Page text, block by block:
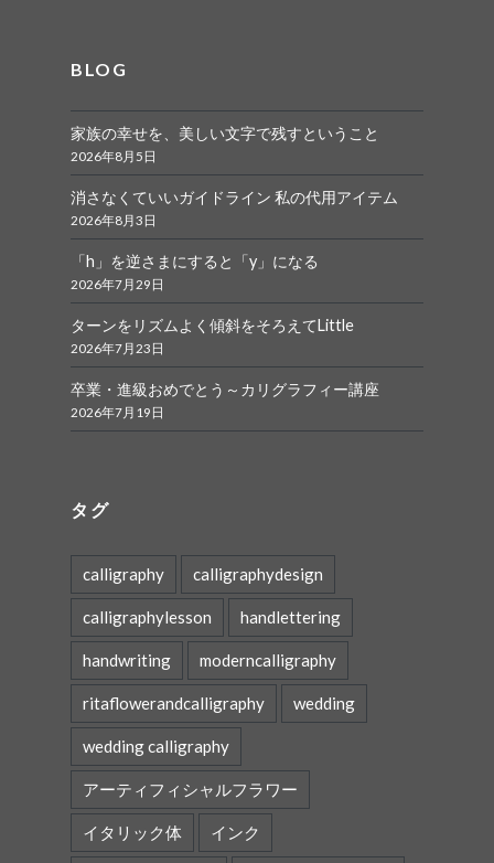
BLOG
家族の幸せを、美しい文字で残すということ
2026年8月5日
消さなくていいガイドライン 私の代用アイテム
2026年8月3日
「h」を逆さまにすると「y」になる
2026年7月29日
ターンをリズムよく傾斜をそろえてLittle
2026年7月23日
卒業・進級おめでとう～カリグラフィー講座
2026年7月19日
タグ
calligraphy calligraphydesign
calligraphylesson handlettering
handwriting moderncalligraphy
ritaflowerandcalligraphy wedding
wedding calligraphy
アーティフィシャルフラワー
イタリック体 インク